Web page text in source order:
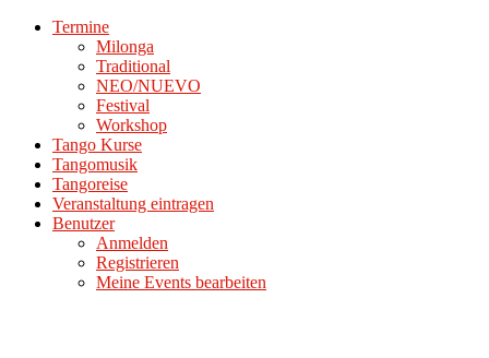
Termine
Milonga
Traditional
NEO/NUEVO
Festival
Workshop
Tango Kurse
Tangomusik
Tangoreise
Veranstaltung eintragen
Benutzer
Anmelden
Registrieren
Meine Events bearbeiten